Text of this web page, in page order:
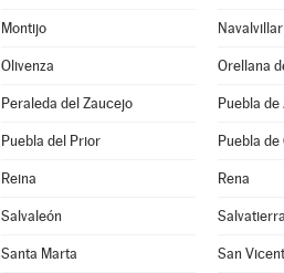
Montijo
Olivenza Orellana
Peraleda del Zaucejo Puebla
Puebla del Prior Puebla de
Reina Rena
Salvaleón
Santa Marta San